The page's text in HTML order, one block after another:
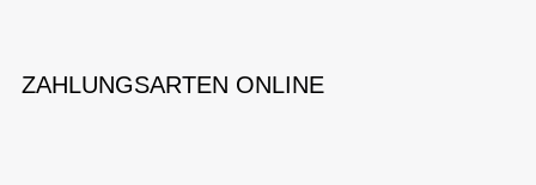
ZAHLUNGSARTEN ONLINE